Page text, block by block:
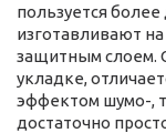
пользуется
изготавливают
защитным слоем.
укладке,
эффектом шумо-,
достаточно